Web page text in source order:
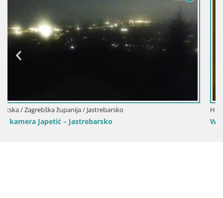
Hrvatska / Zagrebška županija / Jastrebarsko
Web kamera Perivoj dvorac Erdödy u